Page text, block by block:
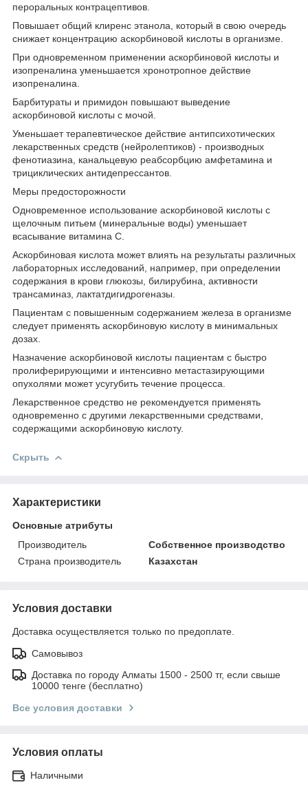
пероральных контрацептивов.
Повышает общий клиренс этанола, который в свою очередь
снижает концентрацию аскорбиновой кислоты в организме.
При одновременном применении аскорбиновой кислоты и
изопреналина уменьшается хронотропное действие
изопреналина.
Барбитураты и примидон повышают выведение
аскорбиновой кислоты с мочой.
Уменьшает терапевтическое действие антипсихотических
лекарственных средств (нейролептиков) - производных
фенотиазина, канальцевую реабсорбцию амфетамина и
трициклических антидепрессантов.
Меры предосторожности
Одновременное использование аскорбиновой кислоты с
щелочным питьем (минеральные воды) уменьшает
всасывание витамина С.
Аскорбиновая кислота может влиять на результаты различных
лабораторных исследований, например, при определении
содержания в крови глюкозы, билирубина, активности
трансаминаз, лактатдигидрогеназы.
Пациентам с повышенным содержанием железа в организме
следует применять аскорбиновую кислоту в минимальных
дозах.
Назначение аскорбиновой кислоты пациентам с быстро
пролиферирующими и интенсивно метастазирующими
опухолями может усугубить течение процесса.
Лекарственное средство не рекомендуется применять
одновременно с другими лекарственными средствами,
содержащими аскорбиновую кислоту.
Скрыть
Характеристики
Основные атрибуты
Производитель
Собственное производство
Страна производитель
Казахстан
Условия доставки
Доставка осуществляется только по предоплате.
Самовывоз
Доставка по городу Алматы 1500 - 2500 тг, если свыше
10000 тенге (бесплатно)
Все условия доставки
Условия оплаты
Наличными